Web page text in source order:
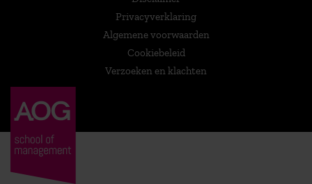
Privacyverklaring
Algemene voorwaarden
Cookiebeleid
Verzoeken en klachten